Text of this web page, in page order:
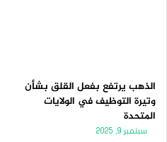
الذهب يرتفع بفعل القلق بشأن
وتيرة التوظيف في الولايات
المتحدة
سبتمبر 9, 2025